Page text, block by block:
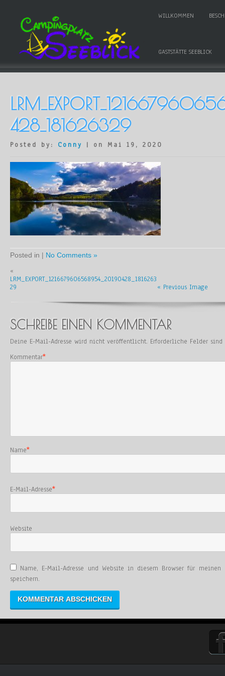
WILLKOMMEN
GASTSTÄTTE SEEBLICK
428_181626329
Posted by: Conny | on Mai 19, 2020
Posted in | No Comments »
«
LRM_EXPORT_1216679606568954_20190428_1816263
29
« Previous Image
SCHREIBE EINEN KOMMENTAR
Deine E-Mail-Adresse wird nicht veröffentlicht. Erforderliche Felder
Kommentar*
Name*
E-Mail-Adresse*
Website
Name, E-Mail-Adresse und Website in diesem Browser für meinen
speichern.